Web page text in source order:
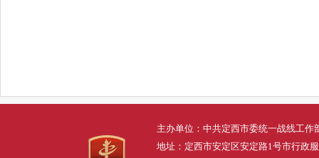
主办单位：中共定西市委统一战线工作
地址：定西市安定区安定路1号市行政